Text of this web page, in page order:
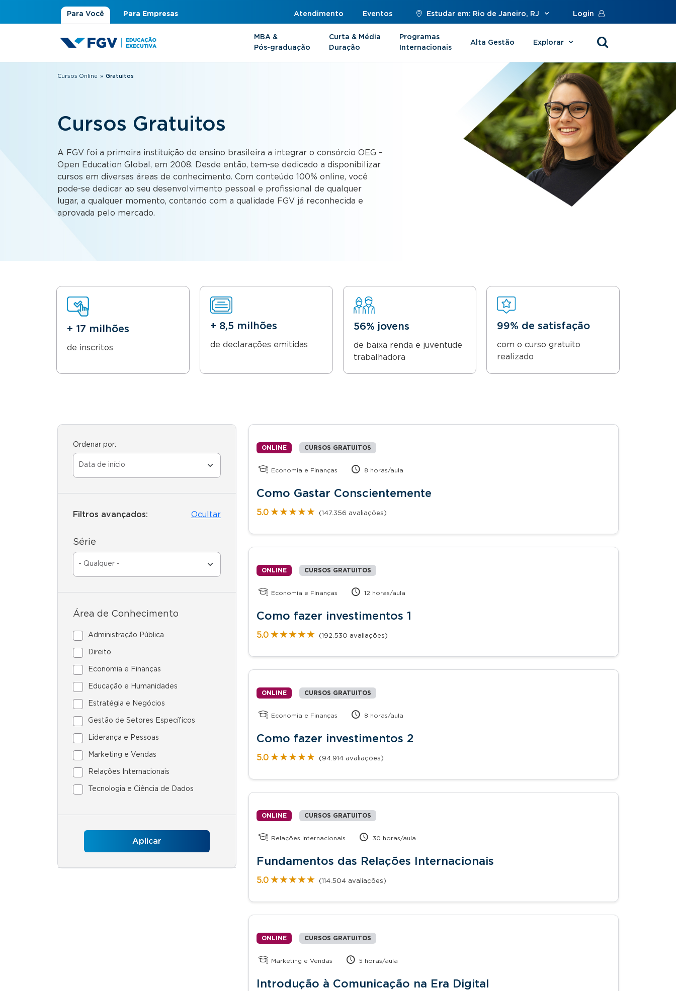
Para Você Para Empresas Atendimento Eventos Estudar em: Rio de Janeiro, RJ Login
MBA &
Pós-graduação
Curta & Média
Duração
Programas
Internacionais
Alta Gestão Explorar
Você está aqui
Cursos Online » Gratuitos
Cursos Gratuitos
A FGV foi a primeira instituição de ensino brasileira a integrar o consórcio OEG –
Open Education Global, em 2008. Desde então, tem-se dedicado a disponibilizar
cursos em diversas áreas de conhecimento. Com conteúdo 100% online, você
pode-se dedicar ao seu desenvolvimento pessoal e profissional de qualquer
lugar, a qualquer momento, contando com a qualidade FGV já reconhecida e
aprovada pelo mercado.
+ 17 milhões
de inscritos
+ 8,5 milhões
de declarações emitidas
56% jovens
de baixa renda e juventude
trabalhadora
99% de satisfação
com o curso gratuito
realizado
Ordenar por:
Filtros avançados: Ocultar
Série
Área de Conhecimento
Administração Pública
Direito
Economia e Finanças
Educação e Humanidades
Estratégia e Negócios
Gestão de Setores Específicos
Liderança e Pessoas
Marketing e Vendas
Relações Internacionais
Tecnologia e Ciência de Dados
ONLINE CURSOS GRATUITOS
Economia e Finanças 8 horas/aula
Como Gastar Conscientemente
5.0 ★★★★★
★★★★★ (147.356 avaliações)
ONLINE CURSOS GRATUITOS
Economia e Finanças 12 horas/aula
Como fazer investimentos 1
5.0 ★★★★★
★★★★★ (192.530 avaliações)
ONLINE CURSOS GRATUITOS
Economia e Finanças 8 horas/aula
Como fazer investimentos 2
5.0 ★★★★★
★★★★★ (94.914 avaliações)
ONLINE CURSOS GRATUITOS
Relações Internacionais 30 horas/aula
Fundamentos das Relações Internacionais
5.0 ★★★★★
★★★★★ (114.504 avaliações)
ONLINE CURSOS GRATUITOS
Marketing e Vendas 5 horas/aula
Introdução à Comunicação na Era Digital